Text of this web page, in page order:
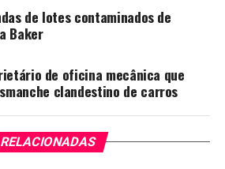
de lotes contaminados de
Baker
de oficina mecânica que
clandestino de carros
RELACIONADAS